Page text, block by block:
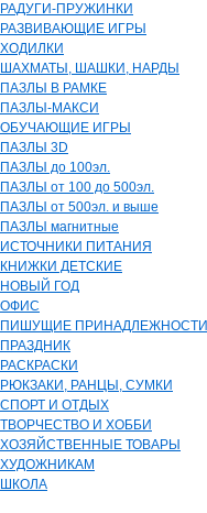
РАДУГИ-ПРУЖИНКИ
РАЗВИВАЮЩИЕ ИГРЫ
ХОДИЛКИ
ШАХМАТЫ, ШАШКИ, НАРДЫ
ПАЗЛЫ В РАМКЕ
ПАЗЛЫ-МАКСИ
ОБУЧАЮЩИЕ ИГРЫ
ПАЗЛЫ 3D
ПАЗЛЫ до 100эл.
ПАЗЛЫ от 100 до 500эл.
ПАЗЛЫ от 500эл. и выше
ПАЗЛЫ магнитные
ИСТОЧНИКИ ПИТАНИЯ
КНИЖКИ ДЕТСКИЕ
НОВЫЙ ГОД
ОФИС
ПИШУЩИЕ ПРИНАДЛЕЖНОСТИ
ПРАЗДНИК
РАСКРАСКИ
РЮКЗАКИ, РАНЦЫ, СУМКИ
СПОРТ И ОТДЫХ
ТВОРЧЕСТВО И ХОББИ
ХОЗЯЙСТВЕННЫЕ ТОВАРЫ
ХУДОЖНИКАМ
ШКОЛА